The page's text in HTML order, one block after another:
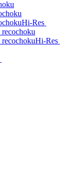
Hi-Res
Hi-Res